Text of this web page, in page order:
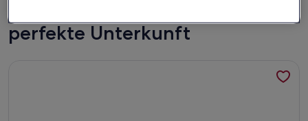
perfekte Unterkunft